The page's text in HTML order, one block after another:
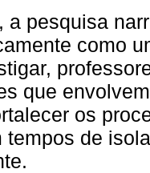
a pesquisa
como
que
os
tempos de